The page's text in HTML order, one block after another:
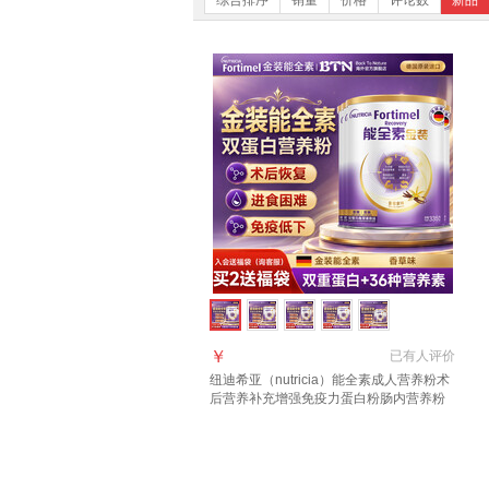
已有人评价
￥
纽迪希亚（nutricia）能全素成人营养粉术
后营养补充增强免疫力蛋白粉肠内营养粉